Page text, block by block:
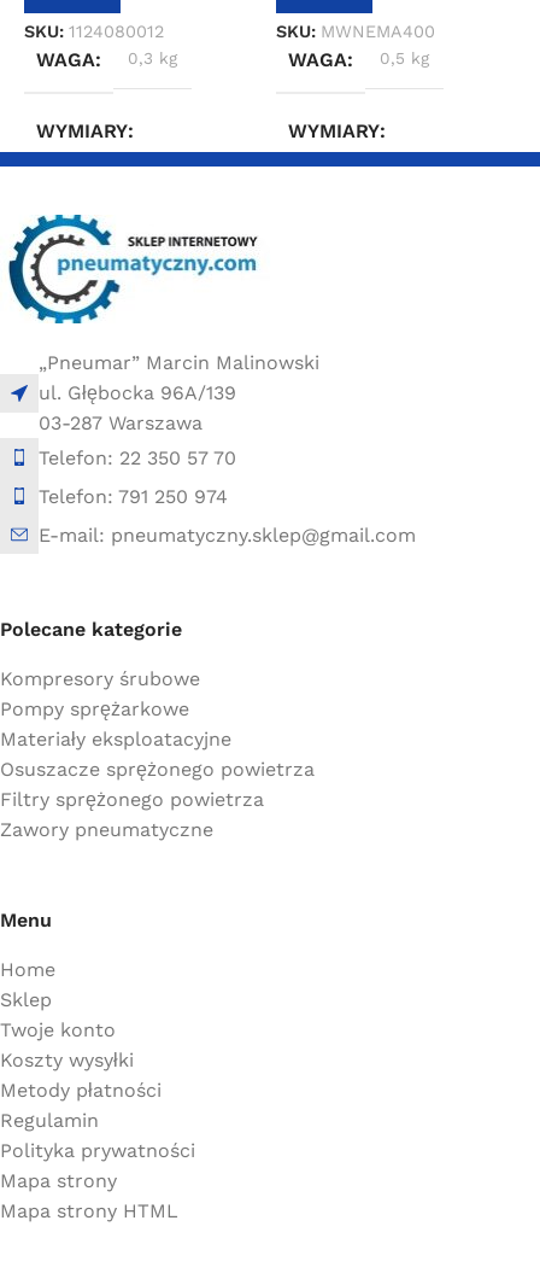
SKU: 1124080012
WAGA 0,3 kg
WYMIARY
SKU: MWNEMA400
WAGA 0,5 kg
WYMIARY
„Pneumar” Marcin Malinowski
ul. Głębocka 96A/139
03-287 Warszawa
Telefon: 22 350 57 70
Telefon: 791 250 974
E-mail: pneumatyczny.sklep@gmail.com
Polecane kategorie
Kompresory śrubowe
Pompy sprężarkowe
Materiały eksploatacyjne
Osuszacze sprężonego powietrza
Filtry sprężonego powietrza
Zawory pneumatyczne
Menu
Home
Sklep
Twoje konto
Koszty wysyłki
Metody płatności
Regulamin
Polityka prywatności
Mapa strony
Mapa strony HTML